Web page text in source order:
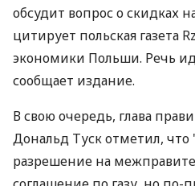
обсудит вопрос о скидках
цитирует польская газета
экономики Польши. Речь
сообщает издание.
В свою очередь, глава
Дональд Туск отметил, что
разрешение на